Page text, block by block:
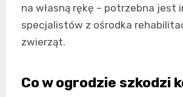
na własną rękę – potrzebna jest
specjalistów z ośrodka
zwierząt.
Co w ogrodzie szkodzi